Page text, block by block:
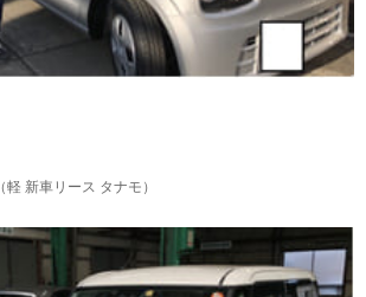
（軽 新車リース タナモ）